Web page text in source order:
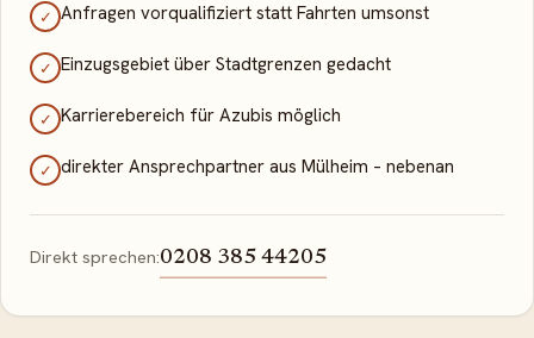
✓ Anfragen vorqualifiziert statt Fahrten umsonst
✓ Einzugsgebiet über Stadtgrenzen gedacht
✓ Karrierebereich für Azubis möglich
✓ direkter Ansprechpartner aus Mülheim – nebenan
Direkt sprechen:0208 385 44205